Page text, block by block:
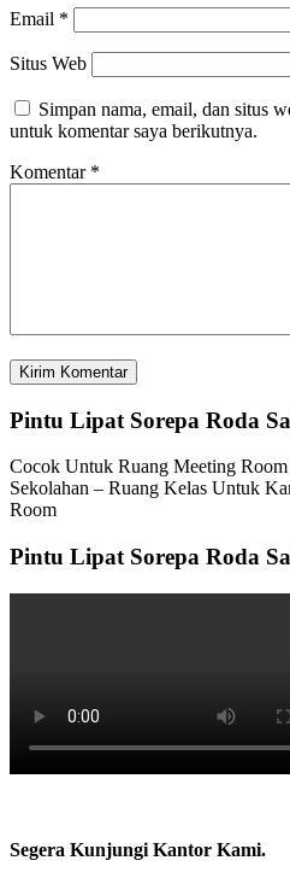
Email *
Situs Web
Simpan nama, email, dan situs
untuk komentar saya berikutnya.
Komentar *
Pintu Lipat Sorepa Roda
Cocok Untuk Ruang Meeting
Sekolahan – Ruang Kelas Untuk
Room
Pintu Lipat Sorepa Roda
Segera Kunjungi Kantor Kami.